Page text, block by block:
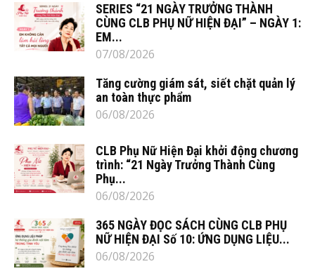
SERIES “21 NGÀY TRƯỞNG THÀNH
CÙNG CLB PHỤ NỮ HIỆN ĐẠI” – NGÀY 1:
EM...
07/08/2026
Tăng cường giám sát, siết chặt quản lý
an toàn thực phẩm
06/08/2026
CLB Phụ Nữ Hiện Đại khởi động chương
trình: “21 Ngày Trưởng Thành Cùng
Phụ...
06/08/2026
365 NGÀY ĐỌC SÁCH CÙNG CLB PHỤ
NỮ HIỆN ĐẠI Số 10: ỨNG DỤNG LIỆU...
06/08/2026